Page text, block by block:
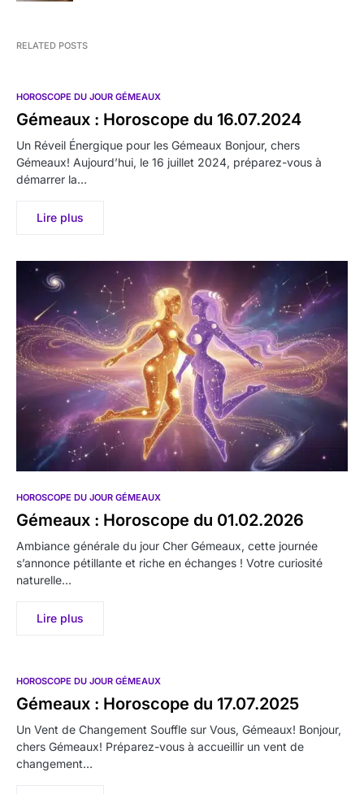
RELATED POSTS
HOROSCOPE DU JOUR GÉMEAUX
Gémeaux : Horoscope du 16.07.2024
Un Réveil Énergique pour les Gémeaux Bonjour, chers
Gémeaux! Aujourd’hui, le 16 juillet 2024, préparez-vous à
démarrer la…
Lire plus
HOROSCOPE DU JOUR GÉMEAUX
Gémeaux : Horoscope du 01.02.2026
Ambiance générale du jour Cher Gémeaux, cette journée
s’annonce pétillante et riche en échanges ! Votre curiosité
naturelle…
Lire plus
HOROSCOPE DU JOUR GÉMEAUX
Gémeaux : Horoscope du 17.07.2025
Un Vent de Changement Souffle sur Vous, Gémeaux! Bonjour,
chers Gémeaux! Préparez-vous à accueillir un vent de
changement…